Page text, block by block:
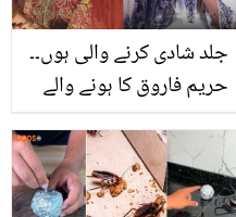
جلد شادی کرنے والی ہوں۔۔
حریم فاروق کا ہونے والے
انکشاف